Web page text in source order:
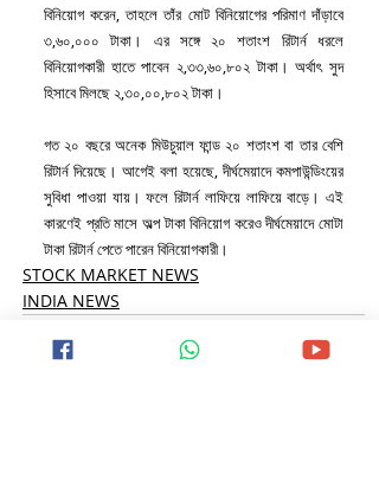
বিনিয়োগ করেন, তাহলে তাঁর মোট বিনিয়োগের পরিমাণ দাঁড়াবে
৩,৬০,০০০ টাকা। এর সঙ্গে ২০ শতাংশ রিটার্ন ধরলে
বিনিয়োগকারী হাতে পাবেন ২,৩৩,৬০,৮০২ টাকা। অর্থাৎ সুদ
হিসাবে মিলছে ২,৩০,০০,৮০২ টাকা।
গত ২০ বছরে অনেক মিউচুয়াল ফান্ড ২০ শতাংশ বা তার বেশি
রিটার্ন দিয়েছে। আগেই বলা হয়েছে, দীর্ঘমেয়াদে কমপাউন্ডিংয়ের
সুবিধা পাওয়া যায়। ফলে রিটার্ন লাফিয়ে লাফিয়ে বাড়ে। এই
কারণেই প্রতি মাসে অল্প টাকা বিনিয়োগ করেও দীর্ঘমেয়াদে মোটা
টাকা রিটার্ন পেতে পারেন বিনিয়োগকারী।
STOCK MARKET NEWS
INDIA NEWS